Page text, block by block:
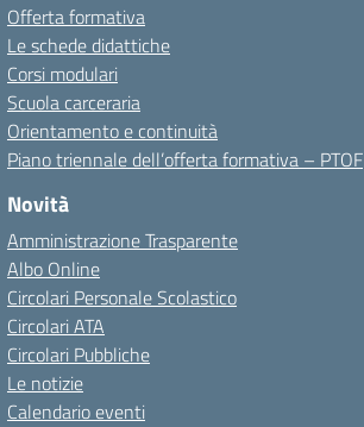
Offerta formativa
Le schede didattiche
Corsi modulari
Scuola carceraria
Orientamento e continuità
Piano triennale dell’offerta formativa – PTOF
Novità
Amministrazione Trasparente
Albo Online
Circolari Personale Scolastico
Circolari ATA
Circolari Pubbliche
Le notizie
Calendario eventi